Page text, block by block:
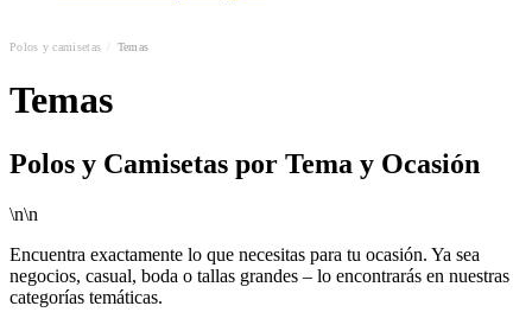
Polos y camisetas Temas
Temas
Polos y Camisetas por Tema y Ocasión
\n\n
Encuentra exactamente lo que necesitas para tu ocasión. Ya sea
negocios, casual, boda o tallas grandes – lo encontrarás en nuestras
categorías temáticas.